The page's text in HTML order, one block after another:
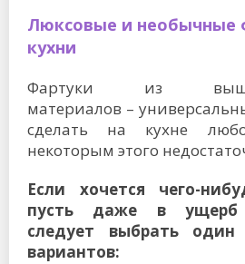
Люксовые и необычные
кухни
Фартуки из
материалов –
сделать на кухне
некоторым этого
Если хочется чего-
пусть даже в ущерб
следует выбрать
вариантов: